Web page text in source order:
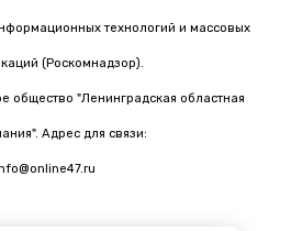
технологий и массовых
(Роскомнадзор).
общество "Ленинградская областная
Адрес для связи: